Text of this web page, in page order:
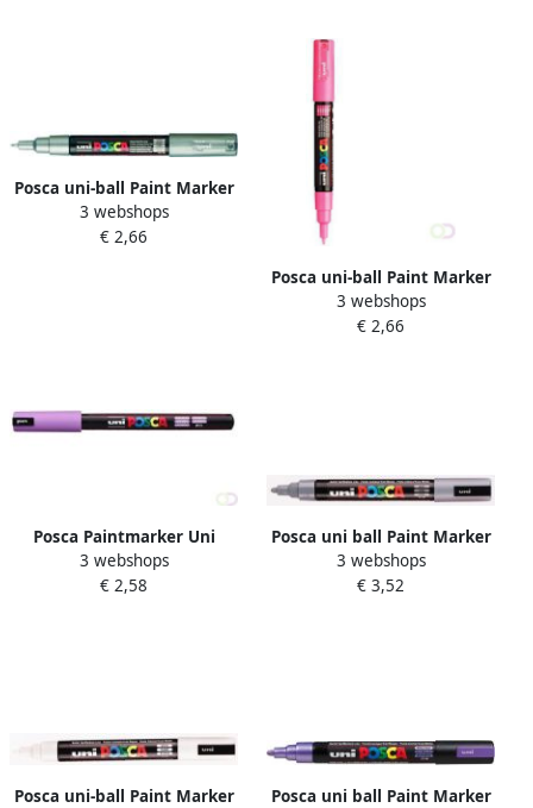
Posca uni-ball Paint Marker
op waterbasis PC-1MC zilver
3 webshops
€ 2,66
Posca uni-ball Paint Marker
op waterbasis PC-1MC roze
3 webshops
€ 2,66
Posca Paintmarker Uni
PC1MR extra fijn lavendel
3 webshops
€ 2,58
Posca uni ball Paint Marker
op waterbasis PC 5M grijs
3 webshops
€ 3,52
Posca uni-ball Paint Marker
Posca uni ball Paint Marker